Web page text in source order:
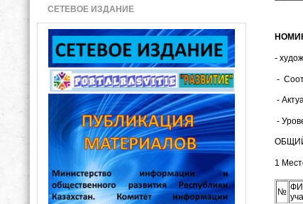
СЕТЕВОЕ ИЗДАНИЕ
-
-
-
-
1
№